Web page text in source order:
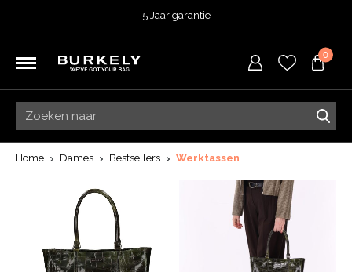
5 Jaar garantie
Besteld voor 15:00 = vandaag verzonden.
0
Home Dames Bestsellers Werktassen